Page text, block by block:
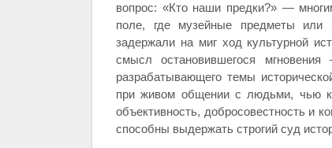
вопрос: «Кто наши предки?» —
поле, где музейные предметы или
задержали на миг ход культурной
смысл остановившегося
разрабатывающего темы
при живом общении с людьми, чью
объективность, добросовестность и
способны выдержать строгий суд